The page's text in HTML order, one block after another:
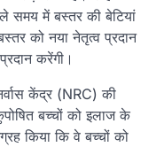
समय में बस्तर की बेटियां
को नया नेतृत्व प्रदान
करेंगी।
केंद्र (NRC) की
बच्चों को इलाज के
किया कि वे बच्चों को